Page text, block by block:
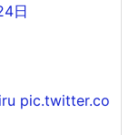
日
pic.twitter.co